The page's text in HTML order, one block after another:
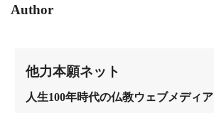
Author
他力本願ネット
人生100年時代の仏教ウェブメディア